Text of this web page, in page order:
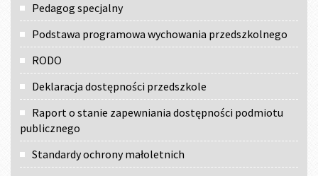
Pedagog specjalny
Podstawa programowa wychowania przedszkolnego
RODO
Deklaracja dostępności przedszkole
Raport o stanie zapewniania dostępności podmiotu
publicznego
Standardy ochrony małoletnich